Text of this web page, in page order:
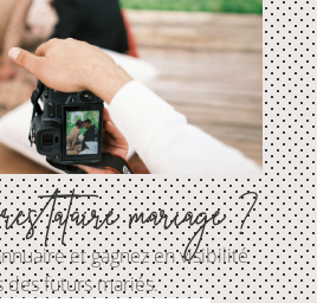
mariage ?
et gagnez en visibilité
des futurs mariés.